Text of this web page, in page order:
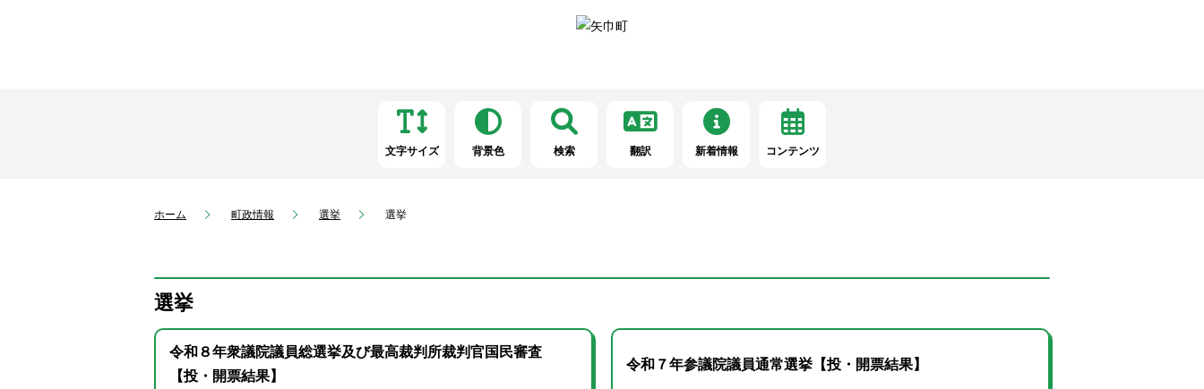
文字サイズ 背景色 検索 翻訳 新着情報 コンテンツ
ホーム 町政情報 選挙 選挙
選挙
令和８年衆議院議員総選挙及び最高裁判所裁判官国民審査
【投・開票結果】
令和７年参議院議員通常選挙【投・開票結果】